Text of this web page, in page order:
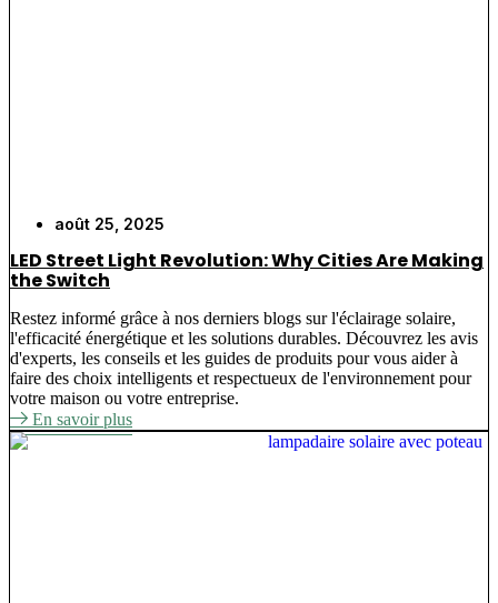
août 25, 2025
LED Street Light Revolution: Why Cities Are Making
the Switch
Restez informé grâce à nos derniers blogs sur l'éclairage solaire,
l'efficacité énergétique et les solutions durables. Découvrez les avis
d'experts, les conseils et les guides de produits pour vous aider à
faire des choix intelligents et respectueux de l'environnement pour
votre maison ou votre entreprise.
En savoir plus